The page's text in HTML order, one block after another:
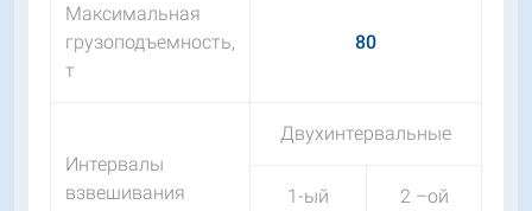
Максимальная
грузоподъемность,
т
80
Интервалы
взвешивания
Двухинтервальные
1-ый
2 –ой